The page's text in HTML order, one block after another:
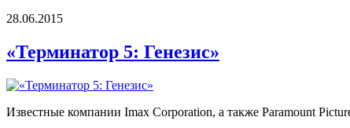
28.06.2015
«Терминатор 5: Генезис»
Известные компании Imax Corporation, а также Paramount